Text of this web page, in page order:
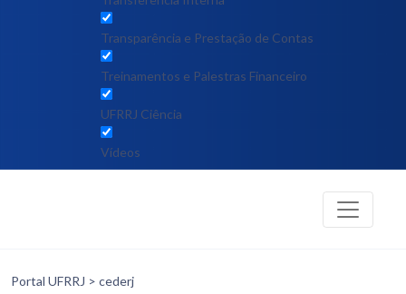
Transparência e Prestação de Contas
Treinamentos e Palestras Financeiro
UFRRJ Ciência
Vídeos
Portal UFRRJ > cederj